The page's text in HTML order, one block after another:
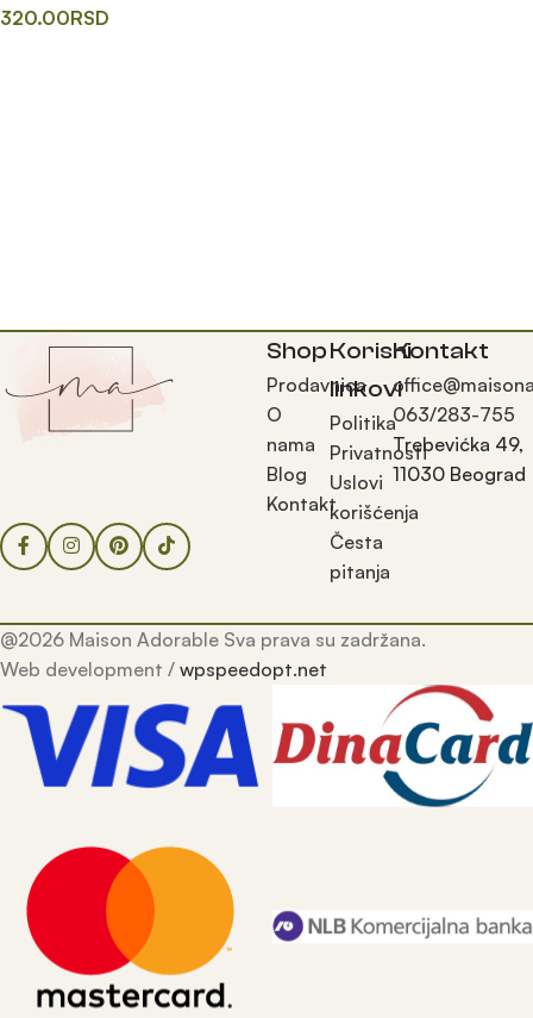
320.00RSD
Shop
Prodavnica
O
nama
Blog
Kontakt
Korisni
linkovi
Politika
Privatnosti
Uslovi
korišćenja
Česta
pitanja
Kontakt
063/283-755
Trebevićka 49,
11030 Beograd
@2026 Maison Adorable Sva prava su zadržana.
Web development / wpspeedopt.net